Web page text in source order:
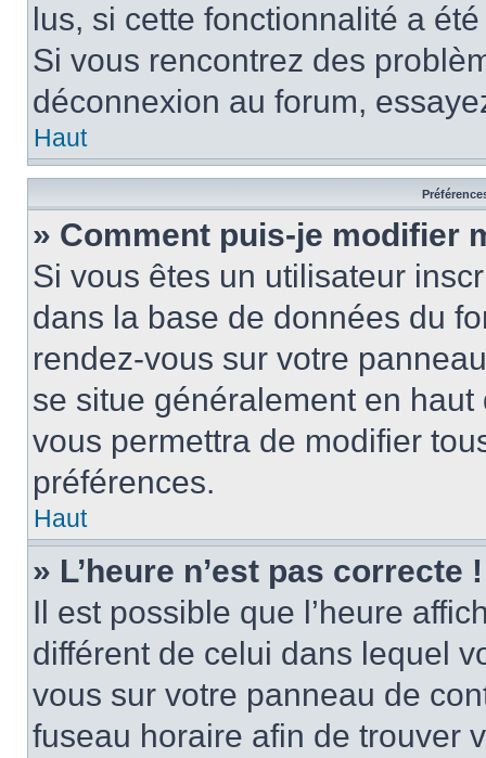
lus, si cette fonctionnalité a
Si vous rencontrez des
déconnexion au forum,
Haut
» Comment puis-je modifier
Si vous êtes un utilisateur
dans la base de données du
rendez-vous sur votre
se situe généralement en
vous permettra de modifier
préférences.
Haut
» L’heure n’est pas correcte !
Il est possible que l’heure
différent de celui dans lequel
vous sur votre panneau de
fuseau horaire afin de trouver